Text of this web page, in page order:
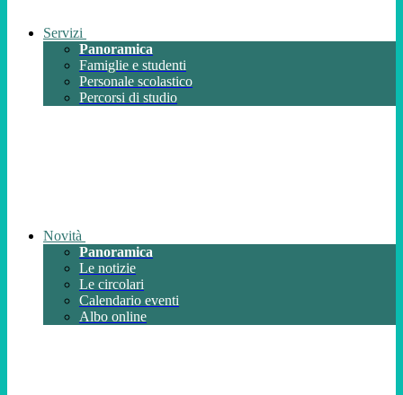
Servizi
Panoramica
Famiglie e studenti
Personale scolastico
Percorsi di studio
Novità
Panoramica
Le notizie
Le circolari
Calendario eventi
Albo online